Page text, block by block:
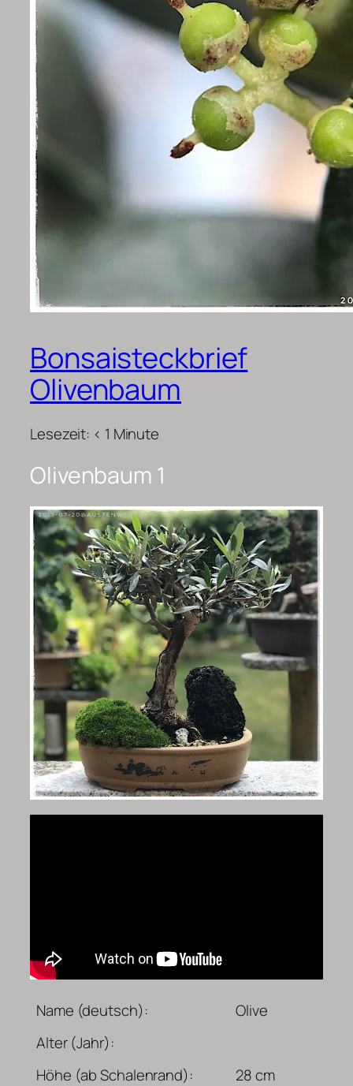
Bonsaisteckbrief
Olivenbaum
Lesezeit: < 1 Minute
Olivenbaum 1
Name (deutsch):
Olive
Alter (Jahr):
Höhe (ab Schalenrand):
28 cm